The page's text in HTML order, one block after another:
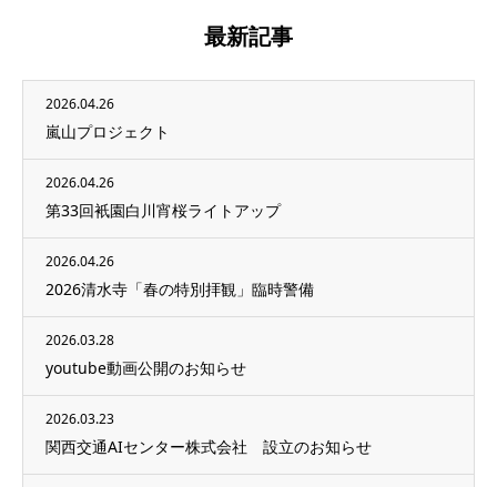
最新記事
2026.04.26
嵐山プロジェクト
2026.04.26
第33回衹園白川宵桜ライトアップ
2026.04.26
2026清水寺「春の特別拝観」臨時警備
2026.03.28
youtube動画公開のお知らせ
2026.03.23
関西交通AIセンター株式会社 設立のお知らせ